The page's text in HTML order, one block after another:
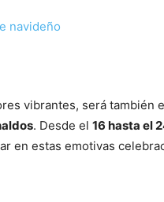
navideño
vibrantes, será también
. Desde el 16 hasta el
en estas emotivas